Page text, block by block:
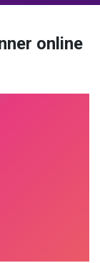
online